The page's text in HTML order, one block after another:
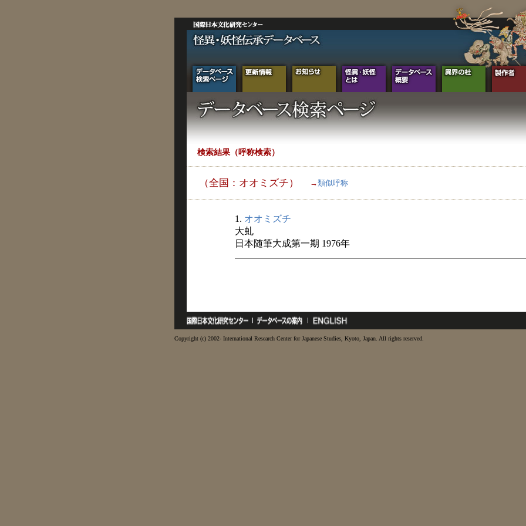
検索結果（呼称検索）
（全国：オオミズチ） →類似呼称
1. オオミズチ
大虬
日本随筆大成第一期 1976年
Copyright (c) 2002- International Research Center for Japanese Studies, Kyoto, Japan. All rights reserved.